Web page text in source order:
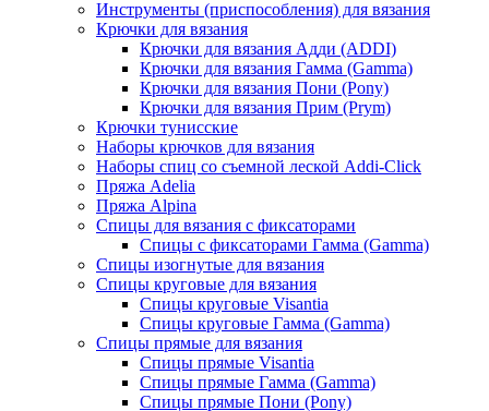
Инструменты (приспособления) для вязания
Крючки для вязания
Крючки для вязания Адди (ADDI)
Крючки для вязания Гамма (Gamma)
Крючки для вязания Пони (Pony)
Крючки для вязания Прим (Prym)
Крючки тунисские
Наборы крючков для вязания
Наборы спиц со съемной леской Addi-Click
Пряжа Adelia
Пряжа Alpina
Спицы для вязания с фиксаторами
Спицы с фиксаторами Гамма (Gamma)
Спицы изогнутые для вязания
Спицы круговые для вязания
Спицы круговые Visantia
Спицы круговые Гамма (Gamma)
Спицы прямые для вязания
Спицы прямые Visantia
Спицы прямые Гамма (Gamma)
Спицы прямые Пони (Pony)